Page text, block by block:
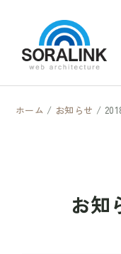
ホーム / お知らせ /
お知